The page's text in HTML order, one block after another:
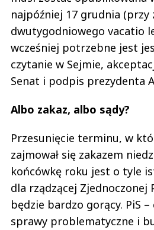
najpóźniej 17 grudnia (przy
dwutygodniowego vacatio
wcześniej potrzebne jest
czytanie w Sejmie,
Senat i podpis prezydenta
Albo zakaz, albo sądy?
Przesunięcie terminu, w
zajmował się zakazem
końcówkę roku jest o tyle
dla rządzącej Zjednoczonej
będzie bardzo gorący. PiS –
sprawy problematyczne i